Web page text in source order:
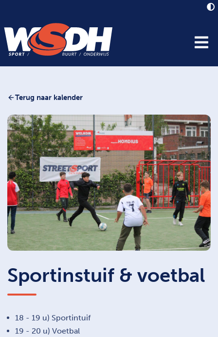
Terug naar kalender
Sportinstuif & voetbal
18 - 19 u) Sportintuif
19 - 20 u) Voetbal